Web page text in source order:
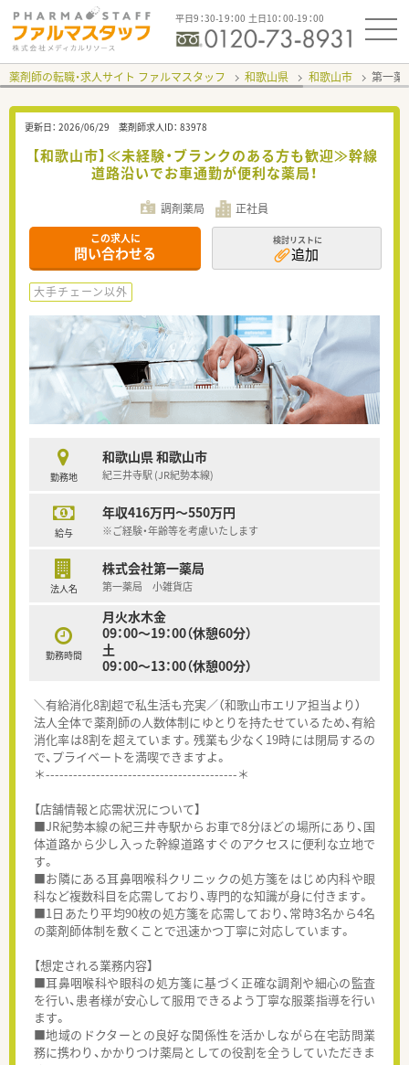
平日9：30-19：00 土日10：00-19：00
薬剤師の転職・求人サイト ファルマスタッフ 和歌山県 和歌山市 第一
更新日： 2026/06/29 薬剤師求人ID： 83978
【和歌山市】≪未経験・ブランクのある方も歓迎≫幹線
道路沿いでお車通勤が便利な薬局！
調剤薬局 正社員
この求人に
問い合わせる
検討リストに
追加
大手チェーン以外
勤務地
和歌山県 和歌山市
紀三井寺駅 (JR紀勢本線)
給与
年収416万円～550万円
※ご経験・年齢等を考慮いたします
法人名
株式会社第一薬局
第一薬局 小雑貨店
勤務時間
月火水木金
09：00～19：00（休憩60分）
土
09：00～13：00（休憩00分）
＼有給消化8割超で私生活も充実／（和歌山市エリア担当より）
法人全体で薬剤師の人数体制にゆとりを持たせているため、有給
消化率は8割を超えています。残業も少なく19時には閉局するの
で、プライベートを満喫できますよ。
＊------------------------------------------＊
【店舗情報と応需状況について】
■JR紀勢本線の紀三井寺駅からお車で8分ほどの場所にあり、国
体道路から少し入った幹線道路すぐのアクセスに便利な立地で
す。
■お隣にある耳鼻咽喉科クリニックの処方箋をはじめ内科や眼
科など複数科目を応需しており、専門的な知識が身に付きます。
■1日あたり平均90枚の処方箋を応需しており、常時3名から4名
の薬剤師体制を敷くことで迅速かつ丁寧に対応しています。
【想定される業務内容】
■耳鼻咽喉科や眼科の処方箋に基づく正確な調剤や細心の監査
を行い、患者様が安心して服用できるよう丁寧な服薬指導を行い
ます。
■地域のドクターとの良好な関係性を活かしながら在宅訪問業
務に携わり、かかりつけ薬局としての役割を全うしていただきま